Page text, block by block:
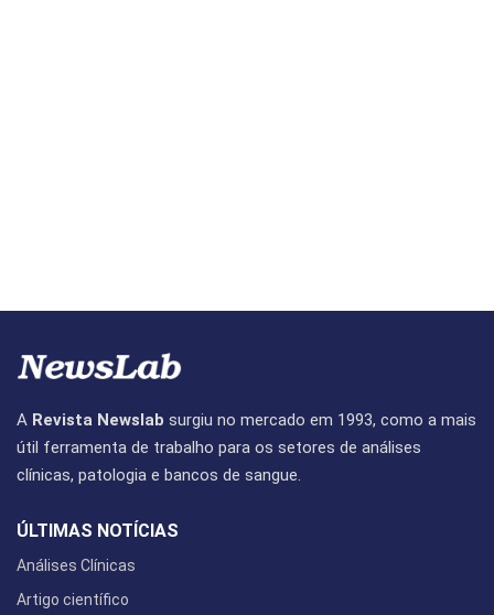
A Revista Newslab surgiu no mercado em 1993, como a mais
útil ferramenta de trabalho para os setores de análises
clínicas, patologia e bancos de sangue.
ÚLTIMAS NOTÍCIAS
Análises Clínicas
Artigo científico